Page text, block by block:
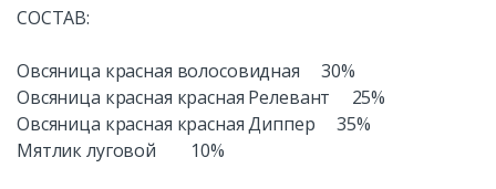
СОСТАВ:
Овсяница красная волосовидная 30%
Овсяница красная красная Релевант 25%
Овсяница красная красная Диппер 35%
Мятлик луговой 10%